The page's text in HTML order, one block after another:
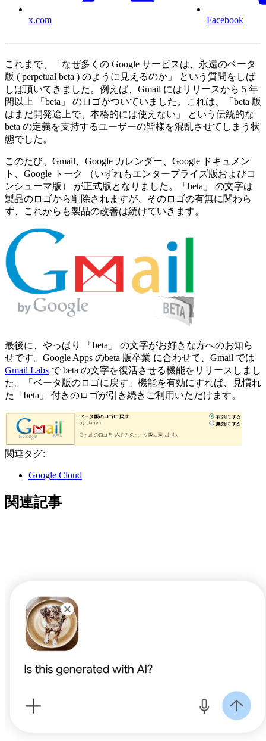
x.com Facebook
これまで、「なぜ多くの Google サービスは、永遠のベータ
版 ( perpetual beta ) のように見えるのか」 という質問をしば
しば頂いてきました。例えば、Gmail にはリリースから 5 年
間以上 「beta」 のロゴがついていました。これは、「beta 版
はまだ開発途上で、本格的には使えない」 という伝統的な
beta の定義を支持するユーザーの皆様を混乱させてしまう状
態でした。
このたび、Gmail、Google カレンダー、Google ドキュメン
ト、Google トーク （いずれもエンタープライズ版およびコ
ンシューマ版） が正式版となりました。「beta」 の文字は
製品のロゴから削除されますが、そのロゴの有無に関わら
ず、これからも製品の改善は続けていきます。
最後に、やっぱり 「beta」 の文字がお好きな方へのお知ら
せです。Google Apps のbeta 版卒業 に合わせて、Gmail では
Gmail Labs で beta の文字を復活させる機能をリリースしまし
た。「ベータ版のロゴに戻す」機能を有効にすれば、見慣れ
た「beta」 付きのロゴが引き続きご利用いただけます。
関連タグ:
Google Cloud
関連記事